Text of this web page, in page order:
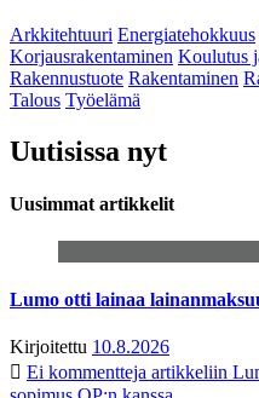
Arkkitehtuuri Energiatehokkuus
Korjausrakentaminen Koulutus
Rakennustuote Rakentaminen
Talous Työelämä
Uutisissa nyt
Uusimmat artikkelit
Lumo otti lainaa
Kirjoitettu 10.8.2026
Ei kommentteja artikkeliin